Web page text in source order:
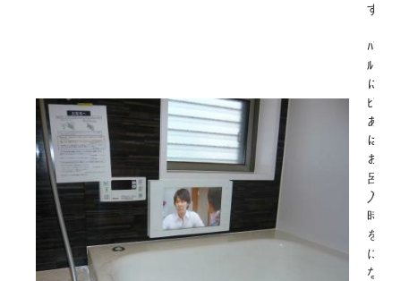
す。
ﾊﾞｽ
ﾙｰﾑ
にﾃﾚ
ﾋﾞが
あれ
ば、
お風
呂に
入る
時間
を気
にし
なく